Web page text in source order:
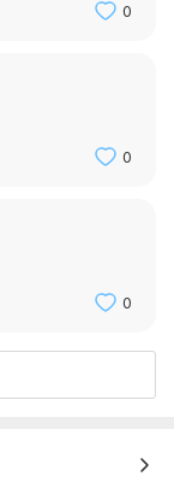
0
0
0